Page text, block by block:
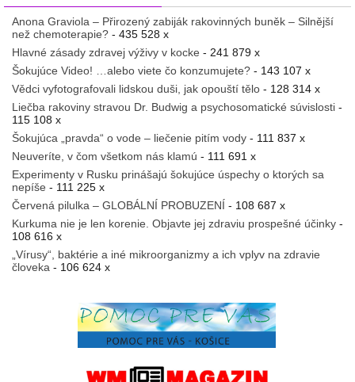
Anona Graviola – Přirozený zabiják rakovinných buněk – Silnější
než chemoterapie? - 435 528 x
Hlavné zásady zdravej výživy v kocke - 241 879 x
Šokujúce Video! …alebo viete čo konzumujete? - 143 107 x
Vědci vyfotografovali lidskou duši, jak opouští tělo - 128 314 x
Liečba rakoviny stravou Dr. Budwig a psychosomatické súvislosti -
115 108 x
Šokujúca „pravda“ o vode – liečenie pitím vody - 111 837 x
Neuveríte, v čom všetkom nás klamú - 111 691 x
Experimenty v Rusku prinášajú šokujúce úspechy o ktorých sa
nepíše - 111 225 x
Červená pilulka – GLOBÁLNÍ PROBUZENÍ - 108 687 x
Kurkuma nie je len korenie. Objavte jej zdraviu prospešné účinky -
108 616 x
„Vírusy“, baktérie a iné mikroorganizmy a ich vplyv na zdravie
človeka - 106 624 x